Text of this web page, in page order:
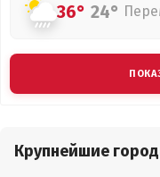
36° 24°
Крупнейшие